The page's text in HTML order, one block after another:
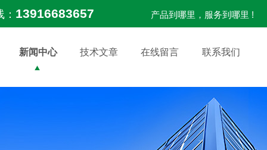
13916683657 产品到哪里，服务到哪里 !
新闻中心 技术文章 在线留言 联系我们